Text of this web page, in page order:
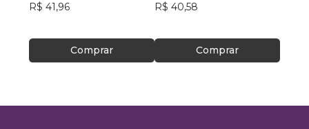
R$ 41,96
Comprar
R$ 40,58
Comprar